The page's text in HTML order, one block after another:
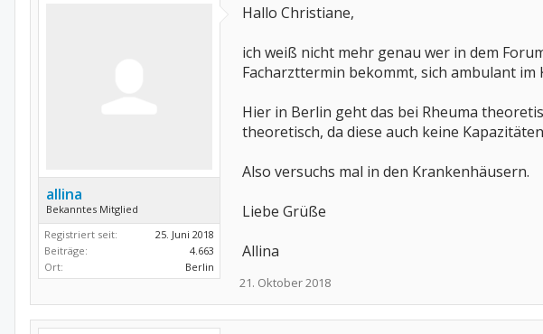
allina
Bekanntes Mitglied
Registriert seit:
25. Juni 2018
Beiträge:
4.663
Ort:
Berlin
Hallo Christiane,
ich weiß nicht mehr genau wer in dem
Facharzttermin bekommt, sich ambulant
Hier in Berlin geht das bei Rheuma
theoretisch, da diese auch keine
Also versuchs mal in den Krankenhäusern.
Liebe Grüße
Allina
21. Oktober 2018